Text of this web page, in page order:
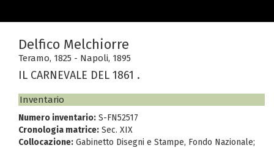
Delfico Melchiorre
Teramo, 1825 - Napoli, 1895
IL CARNEVALE DEL 1861 .
Inventario
Numero inventario: S-FN52517
Cronologia matrice: Sec. XIX
Collocazione: Gabinetto Disegni e Stampe, Fondo Nazionale;